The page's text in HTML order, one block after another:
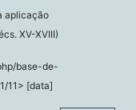
aplicação
XV-XVIII)
base-de-
11> [data]